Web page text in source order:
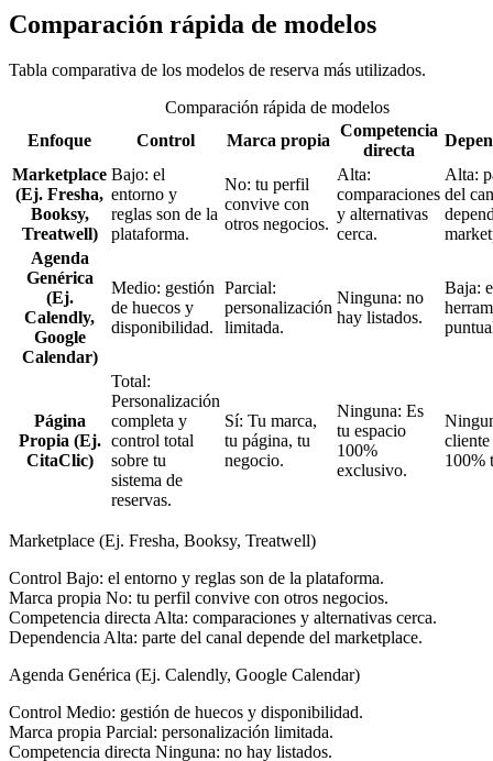
Comparación rápida de modelos
Tabla comparativa de los modelos de reserva más utilizados.
Comparación rápida de modelos
Enfoque
Control Marca propia
Competencia
directa
Marketplace
(Ej. Fresha,
Booksy,
Treatwell)
Bajo: el
entorno y
reglas son de la
plataforma.
No: tu perfil
convive con
otros negocios.
Alta:
comparaciones
y alternativas
cerca.
Alta:
del
Agenda
Genérica
(Ej.
Calendly,
Google
Calendar)
Medio: gestión
de huecos y
disponibilidad.
Parcial:
personalización
limitada.
Ninguna: no
hay listados.
Baja:
Página
Propia (Ej.
CitaClic)
Total:
Personalización
completa y
control total
sobre tu
sistema de
reservas.
Sí: Tu marca,
tu página, tu
negocio.
Ninguna: Es
tu espacio
100%
exclusivo.
cliente
100%
Marketplace (Ej. Fresha, Booksy, Treatwell)
Control Bajo: el entorno y reglas son de la plataforma.
Marca propia No: tu perfil convive con otros negocios.
Competencia directaAlta: comparaciones y alternativas cerca.
DependenciaAlta: parte del canal depende del marketplace.
Agenda Genérica (Ej. Calendly, Google Calendar)
Control Medio: gestión de huecos y disponibilidad.
Marca propia Parcial: personalización limitada.
Competencia directa Ninguna: no hay listados.